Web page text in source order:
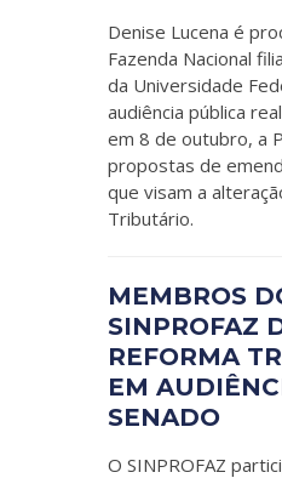
Denise Lucena é
Fazenda Nacional
da Universidade
audiência pública
em 8 de outubro, a
propostas de
que visam a
Tributário.
MEMBROS
SINPROFAZ
REFORMA
EM
SENADO
O SINPROFAZ